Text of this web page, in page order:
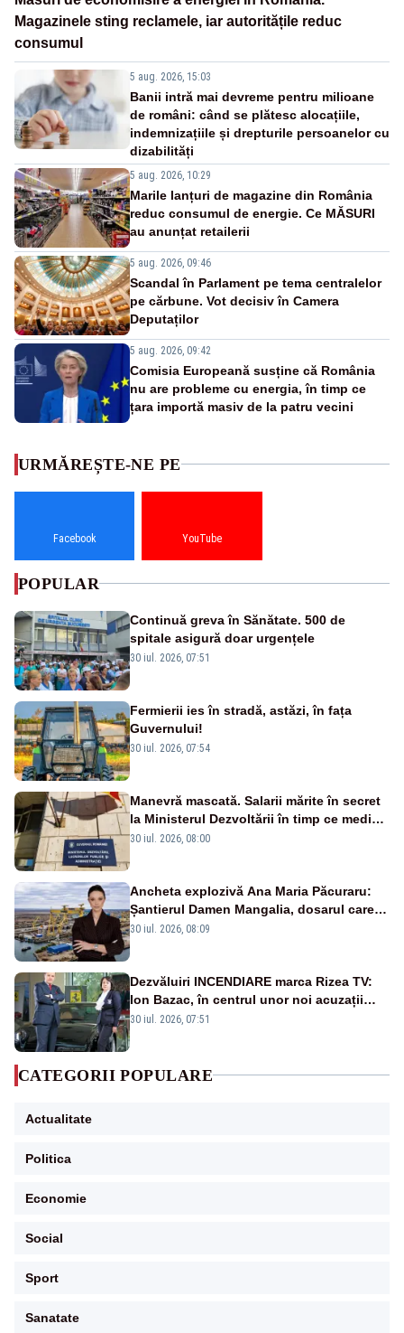
Magazinele sting reclamele, iar autoritățile reduc
consumul
5 aug. 2026, 15:03
Banii intră mai devreme pentru milioane
de români: când se plătesc alocațiile,
indemnizațiile și drepturile persoanelor cu
dizabilități
5 aug. 2026, 10:29
Marile lanțuri de magazine din România
reduc consumul de energie. Ce MĂSURI
au anunțat retailerii
5 aug. 2026, 09:46
Scandal în Parlament pe tema centralelor
pe cărbune. Vot decisiv în Camera
Deputaților
5 aug. 2026, 09:42
Comisia Europeană susține că România
nu are probleme cu energia, în timp ce
țara importă masiv de la patru vecini
URMĂREȘTE-NE PE
Facebook YouTube
POPULAR
Continuă greva în Sănătate. 500 de
spitale asigură doar urgențele
30 iul. 2026, 07:51
Fermierii ies în stradă, astăzi, în fața
Guvernului!
30 iul. 2026, 07:54
Manevră mascată. Salarii mărite în secret
la Ministerul Dezvoltării în timp ce medicii
ies în stradă
30 iul. 2026, 08:00
Ancheta explozivă Ana Maria Păcuraru:
Șantierul Damen Mangalia, dosarul care
scufundă apărarea României
30 iul. 2026, 08:09
Dezvăluiri INCENDIARE marca Rizea TV:
Ion Bazac, în centrul unor noi acuzații
publice
30 iul. 2026, 07:51
CATEGORII POPULARE
Actualitate
Politica
Economie
Social
Sport
Sanatate